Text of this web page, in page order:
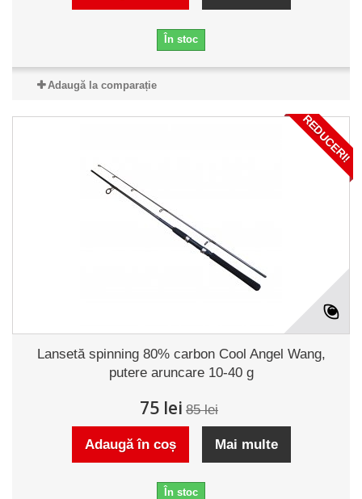
În stoc
Adaugă la comparație
REDUCERI!
Lansetă spinning 80% carbon Cool Angel Wang,
putere aruncare 10-40 g
75 lei 85 lei
Adaugă în coș Mai multe
În stoc